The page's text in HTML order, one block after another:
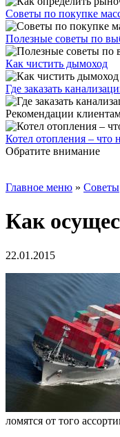
Советы по покупке
Полезные советы по
Как чистить дымоход
Где заказать
Рекомендации
Котел отопления – что
Обратите внимание
Главное меню » Советы
Как
22.01.2015
ломятся от того